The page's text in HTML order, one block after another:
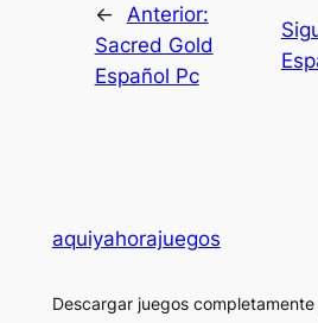
←
Anterior:
Sacred Gold
Español Pc
aquiyahorajuegos
Descargar juegos